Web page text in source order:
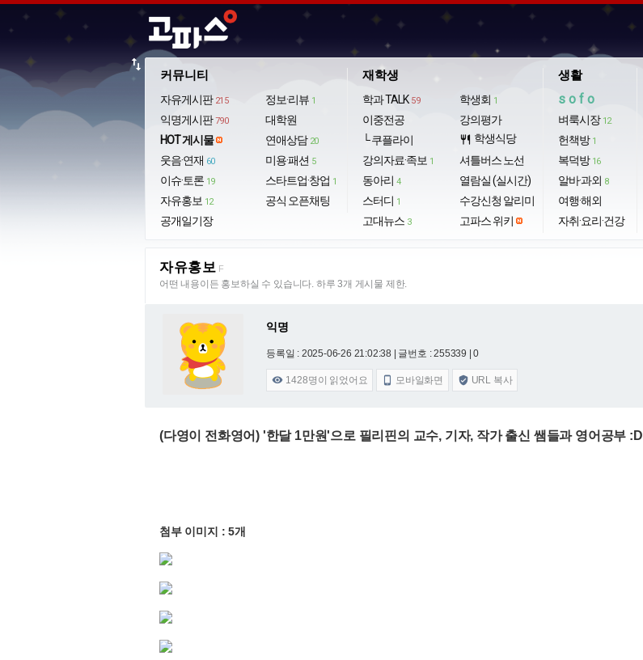
커뮤니티
자유게시판 215
익명게시판 790
HOT 게시물
웃음·연재 60
이슈·토론 19
자유홍보 12
공개일기장
정보·리뷰 1
대학원
연애상담 20
미용·패션 5
스타트업·창업 1
공식 오픈채팅
재학생
학과 TALK 59
이중전공
└ 쿠플라이
강의자료·족보 1
동아리 4
스터디 1
고대뉴스 3
학생회 1
강의평가
restaurant 학생식당
셔틀버스 노선
열람실 (실시간)
수강신청 알리미
고파스 위키
생활
sofo
벼룩시장 12
헌책방 1
복덕방 16
알바·과외 8
여행·해외
자취·요리·건강
import_export
자유홍보 F
어떤 내용이든 홍보하실 수 있습니다. 하루 3개 게시물 제한.
익명
등록일 : 2025-06-26 21:02:38 | 글번호 : 255339 | 0
 1428명이 읽었어요  모바일화면  URL 복사
(다영이 전화영어) '한달 1만원'으로 필리핀의 교수, 기자, 작가 출신 쌤들과 영어공부 :D
첨부 이미지 : 5개